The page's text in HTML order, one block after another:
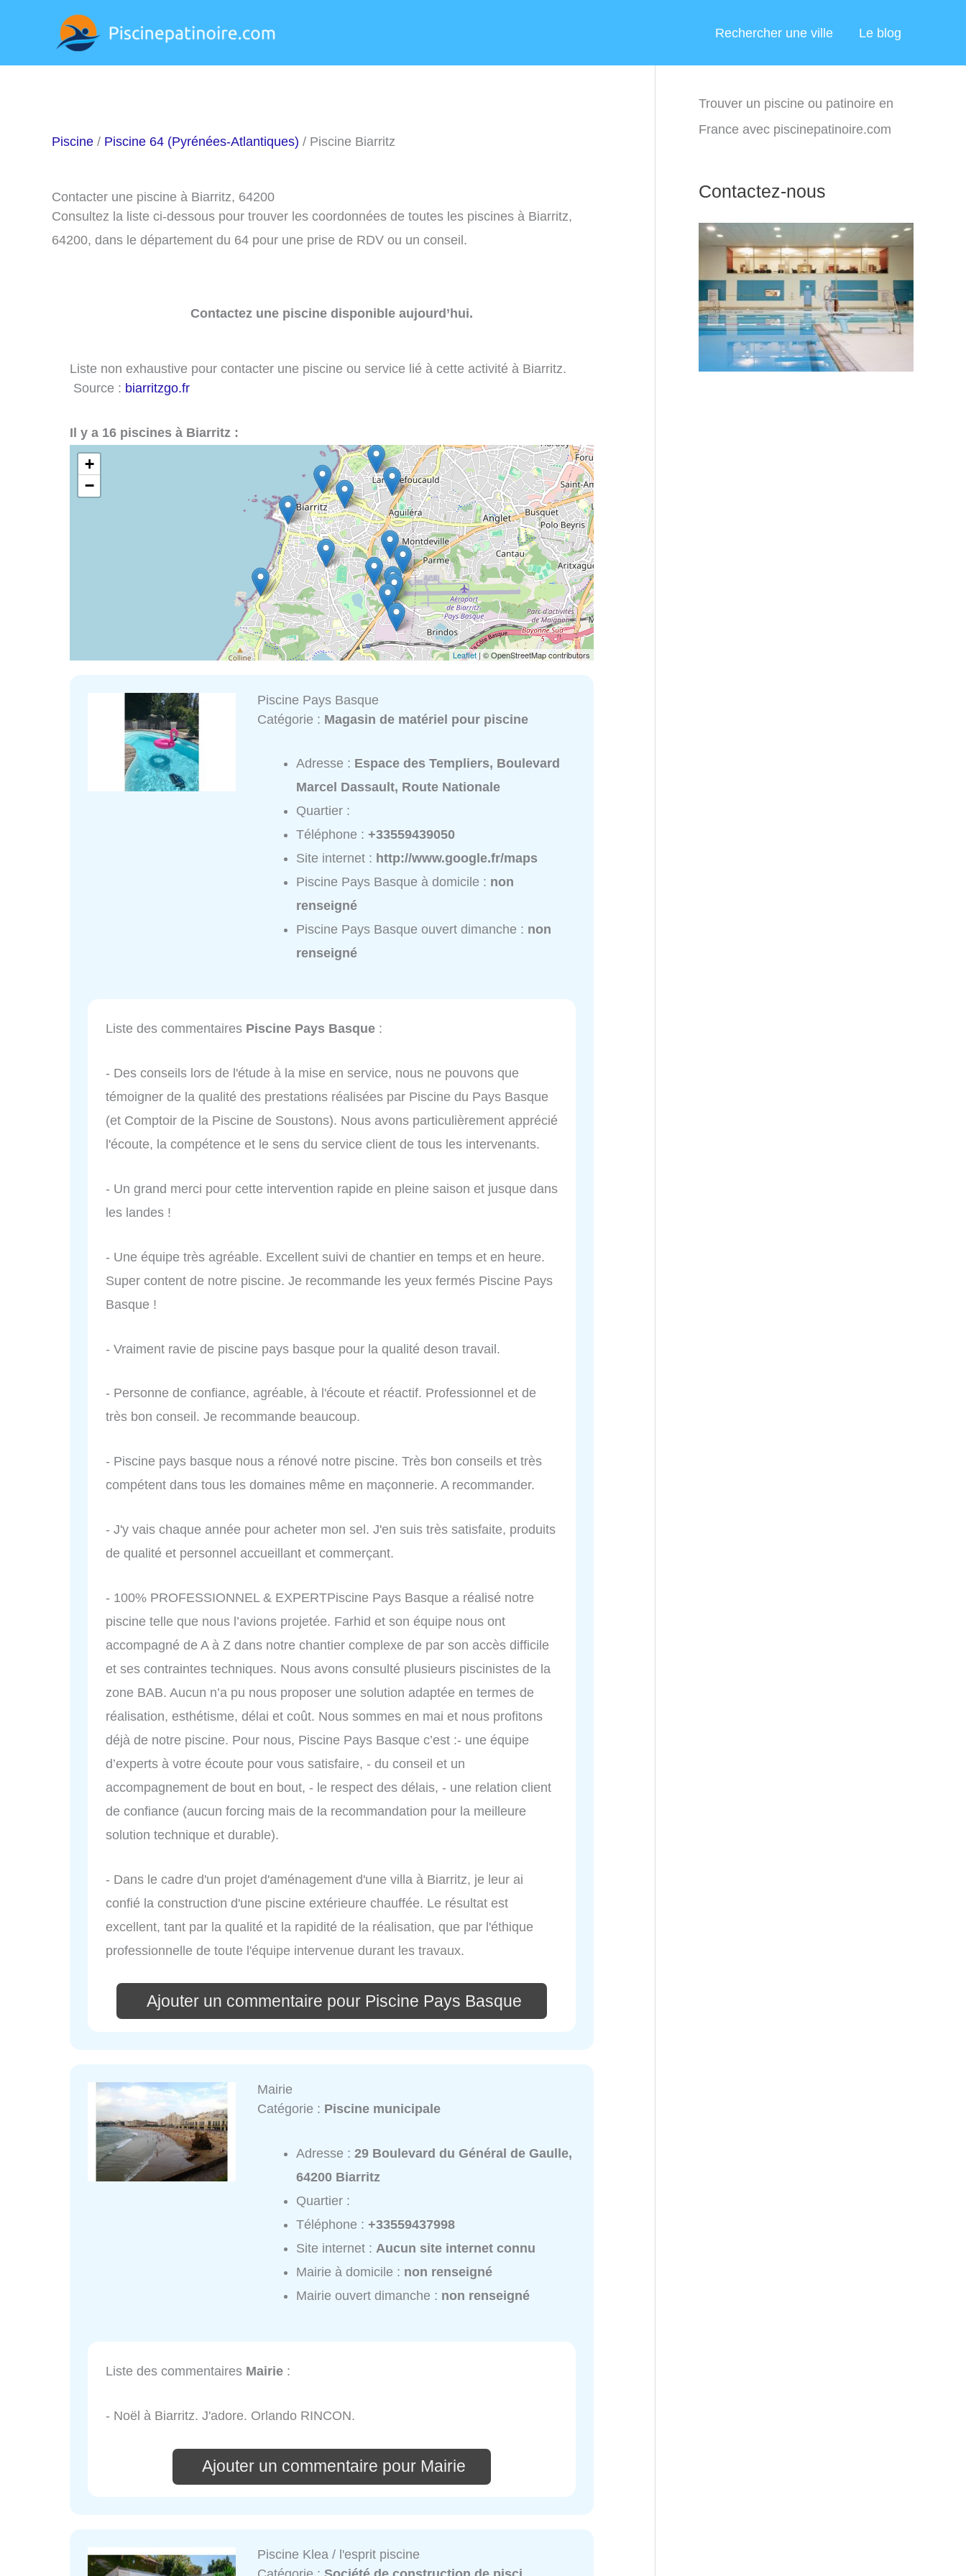
Rechercher une ville Le blog
Piscine / Piscine 64 (Pyrénées-Atlantiques) / Piscine Biarritz
Contacter une piscine à Biarritz, 64200
Consultez la liste ci-dessous pour trouver les coordonnées de toutes les piscines à Biarritz,
64200, dans le département du 64 pour une prise de RDV ou un conseil.
Contactez une piscine disponible aujourd’hui.
Liste non exhaustive pour contacter une piscine ou service lié à cette activité à Biarritz.
Source : biarritzgo.fr
Il y a 16 piscines à Biarritz :
+
−
Leaflet| © OpenStreetMap contributors
Piscine Pays Basque
Catégorie : Magasin de matériel pour piscine
Adresse : Espace des Templiers, Boulevard
Marcel Dassault, Route Nationale
Quartier :
Téléphone :+33559439050
Site internet : http://www.google.fr/maps
Piscine Pays Basque à domicile : non
renseigné
Piscine Pays Basque ouvert dimanche : non
renseigné
Liste des commentaires Piscine Pays Basque :
- Des conseils lors de l'étude à la mise en service, nous ne pouvons que
témoigner de la qualité des prestations réalisées par Piscine du Pays Basque
(et Comptoir de la Piscine de Soustons). Nous avons particulièrement apprécié
l'écoute, la compétence et le sens du service client de tous les intervenants.
- Un grand merci pour cette intervention rapide en pleine saison et jusque dans
les landes !
- Une équipe très agréable. Excellent suivi de chantier en temps et en heure.
Super content de notre piscine. Je recommande les yeux fermés Piscine Pays
Basque !
- Vraiment ravie de piscine pays basque pour la qualité deson travail.
- Personne de confiance, agréable, à l'écoute et réactif. Professionnel et de
très bon conseil. Je recommande beaucoup.
- Piscine pays basque nous a rénové notre piscine. Très bon conseils et très
compétent dans tous les domaines même en maçonnerie. A recommander.
- J'y vais chaque année pour acheter mon sel. J'en suis très satisfaite, produits
de qualité et personnel accueillant et commerçant.
- 100% PROFESSIONNEL & EXPERTPiscine Pays Basque a réalisé notre
piscine telle que nous l’avions projetée. Farhid et son équipe nous ont
accompagné de A à Z dans notre chantier complexe de par son accès difficile
et ses contraintes techniques. Nous avons consulté plusieurs piscinistes de la
zone BAB. Aucun n’a pu nous proposer une solution adaptée en termes de
réalisation, esthétisme, délai et coût. Nous sommes en mai et nous profitons
déjà de notre piscine. Pour nous, Piscine Pays Basque c’est :- une équipe
d’experts à votre écoute pour vous satisfaire, - du conseil et un
accompagnement de bout en bout, - le respect des délais, - une relation client
de confiance (aucun forcing mais de la recommandation pour la meilleure
solution technique et durable).
- Dans le cadre d'un projet d'aménagement d'une villa à Biarritz, je leur ai
confié la construction d'une piscine extérieure chauffée. Le résultat est
excellent, tant par la qualité et la rapidité de la réalisation, que par l'éthique
professionnelle de toute l'équipe intervenue durant les travaux.
Ajouter un commentaire pour Piscine Pays Basque
Mairie
Catégorie : Piscine municipale
Adresse :29 Boulevard du Général de Gaulle,
64200 Biarritz
Quartier :
Téléphone :+33559437998
Site internet : Aucun site internet connu
Mairie à domicile : non renseigné
Mairie ouvert dimanche : non renseigné
Liste des commentaires Mairie :
- Noël à Biarritz. J'adore. Orlando RINCON.
Ajouter un commentaire pour Mairie
Piscine Klea / l'esprit piscine
Trouver un piscine ou patinoire en
France avec piscinepatinoire.com
Contactez-nous